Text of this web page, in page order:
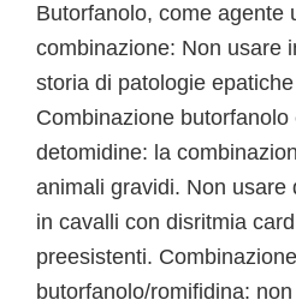
Butorfanolo, come agente
combinazione: Non usare
storia di patologie
Combinazione butorfanolo
detomidine: la
animali gravidi. Non usare
in cavalli con disritmia
preesistenti. Combinazione
butorfanolo/romifidina: